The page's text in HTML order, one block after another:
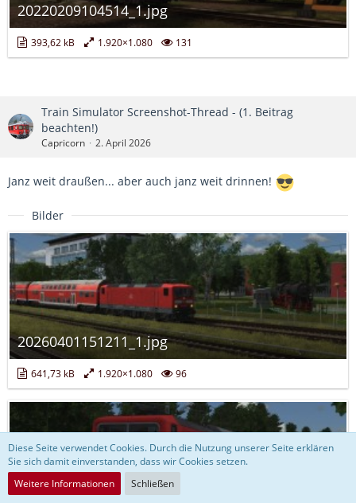
20220209104514_1.jpg
393,62 kB 1.920×1.080 131
Train Simulator Screenshot-Thread - (1. Beitrag
beachten!)
Capricorn 2. April 2026
Janz weit draußen... aber auch janz weit drinnen!
Bilder
20260401151211_1.jpg
641,73 kB 1.920×1.080 96
Diese Seite verwendet Cookies. Durch die Nutzung unserer Seite erklären
Sie sich damit einverstanden, dass wir Cookies setzen.
Weitere Informationen
Schließen